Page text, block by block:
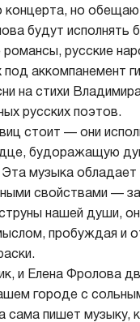
концерта, но
будут исполнять
романсы, русские
под аккомпанемент
на стихи
русских поэтов.
стоит — они
будоражащую
музыка обладает
свойствами —
нашей души,
пробуждая и
и Елена Фролова
городе с
сама пишет музыку,